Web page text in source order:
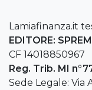
Lamiafinanza.it
EDITORE:
CF 14018850967
Reg. Trib. MI
Sede Legale: Via